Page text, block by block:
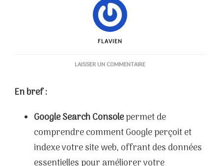
FLAVIEN
LAISSER UN COMMENTAIRESUR
En bref :
Google Search Consolepermet de
comprendre comment Google perçoit et
indexe votre site web, offrant des données